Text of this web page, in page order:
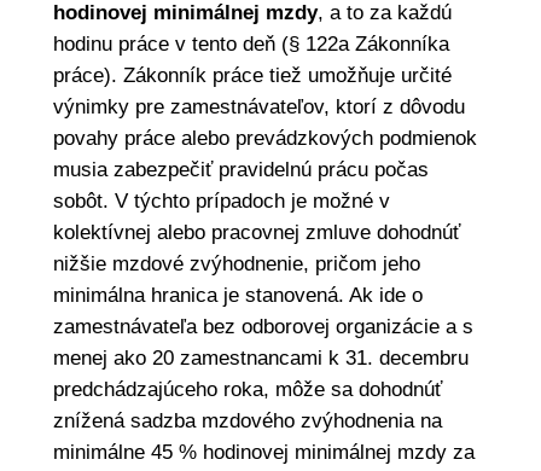
hodinovej minimálnej mzdy, a to za každú
hodinu práce v tento deň (§ 122a Zákonníka
práce). Zákonník práce tiež umožňuje určité
výnimky pre zamestnávateľov, ktorí z dôvodu
povahy práce alebo prevádzkových podmienok
musia zabezpečiť pravidelnú prácu počas
sobôt. V týchto prípadoch je možné v
kolektívnej alebo pracovnej zmluve dohodnúť
nižšie mzdové zvýhodnenie, pričom jeho
minimálna hranica je stanovená. Ak ide o
zamestnávateľa bez odborovej organizácie a s
menej ako 20 zamestnancami k 31. decembru
predchádzajúceho roka, môže sa dohodnúť
znížená sadzba mzdového zvýhodnenia na
minimálne 45 % hodinovej minimálnej mzdy za